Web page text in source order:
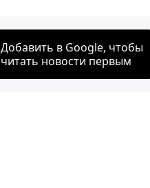
Добавить в Google, чтобы
читать новости первым